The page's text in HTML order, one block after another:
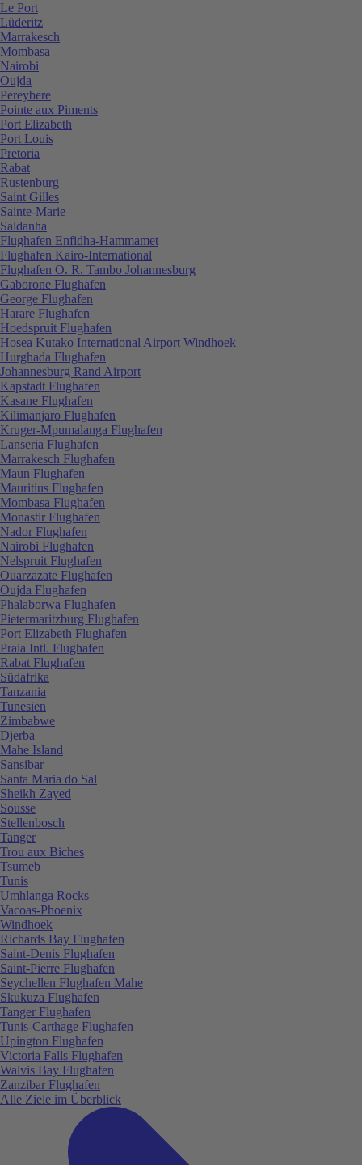
Le Port
Lüderitz
Marrakesch
Mombasa
Nairobi
Oujda
Pereybere
Pointe aux Piments
Port Elizabeth
Port Louis
Pretoria
Rabat
Rustenburg
Saint Gilles
Sainte-Marie
Saldanha
Flughafen Enfidha-Hammamet
Flughafen Kairo-International
Flughafen O. R. Tambo Johannesburg
Gaborone Flughafen
George Flughafen
Harare Flughafen
Hoedspruit Flughafen
Hosea Kutako International Airport Windhoek
Hurghada Flughafen
Johannesburg Rand Airport
Kapstadt Flughafen
Kasane Flughafen
Kilimanjaro Flughafen
Kruger-Mpumalanga Flughafen
Lanseria Flughafen
Marrakesch Flughafen
Maun Flughafen
Mauritius Flughafen
Mombasa Flughafen
Monastir Flughafen
Nador Flughafen
Nairobi Flughafen
Nelspruit Flughafen
Ouarzazate Flughafen
Oujda Flughafen
Phalaborwa Flughafen
Pietermaritzburg Flughafen
Port Elizabeth Flughafen
Praia Intl. Flughafen
Rabat Flughafen
Südafrika
Tanzania
Tunesien
Zimbabwe
Djerba
Mahe Island
Sansibar
Santa Maria do Sal
Sheikh Zayed
Sousse
Stellenbosch
Tanger
Trou aux Biches
Tsumeb
Tunis
Umhlanga Rocks
Vacoas-Phoenix
Windhoek
Richards Bay Flughafen
Saint-Denis Flughafen
Saint-Pierre Flughafen
Seychellen Flughafen Mahe
Skukuza Flughafen
Tanger Flughafen
Tunis-Carthage Flughafen
Upington Flughafen
Victoria Falls Flughafen
Walvis Bay Flughafen
Zanzibar Flughafen
Alle Ziele im Überblick